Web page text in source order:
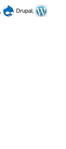
Drupal,